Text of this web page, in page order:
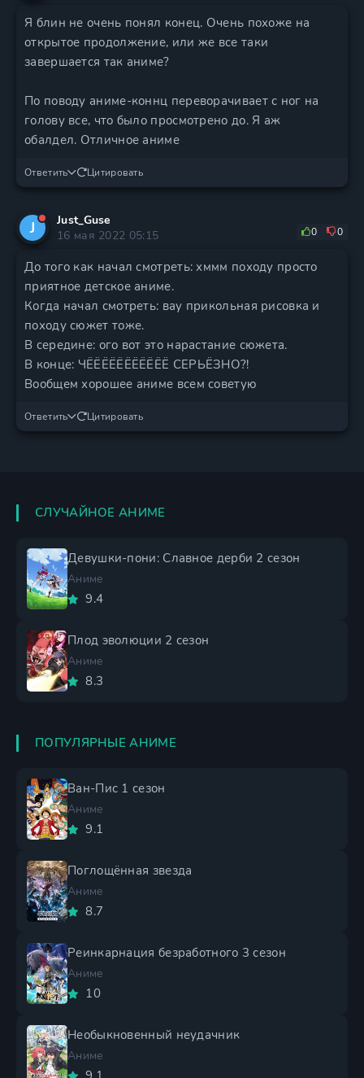
Я блин не очень понял конец. Очень похоже на
открытое продолжение, или же все таки
завершается так аниме?
По поводу аниме-коннц переворачивает с ног на
голову все, что было просмотрено до. Я аж
обалдел. Отличное аниме
Ответить Цитировать
J
Just_Guse
16 мая 2022 05:15
0 0
До того как начал смотреть: хммм походу просто
приятное детское аниме.
Когда начал смотреть: вау прикольная рисовка и
походу сюжет тоже.
В середине: ого вот это нарастание сюжета.
В конце: ЧЁЁЁЁЁЁЁЁЁЁЁ СЕРЬЁЗНО?!
Вообщем хорошее аниме всем советую
Ответить Цитировать
СЛУЧАЙНОЕ АНИМЕ
Девушки-пони: Славное дерби 2 сезон
Аниме
9.4
Плод эволюции 2 сезон
Аниме
8.3
ПОПУЛЯРНЫЕ АНИМЕ
Ван-Пис 1 сезон
Аниме
9.1
Поглощённая звезда
Аниме
8.7
Реинкарнация безработного 3 сезон
Аниме
10
Необыкновенный неудачник
Аниме